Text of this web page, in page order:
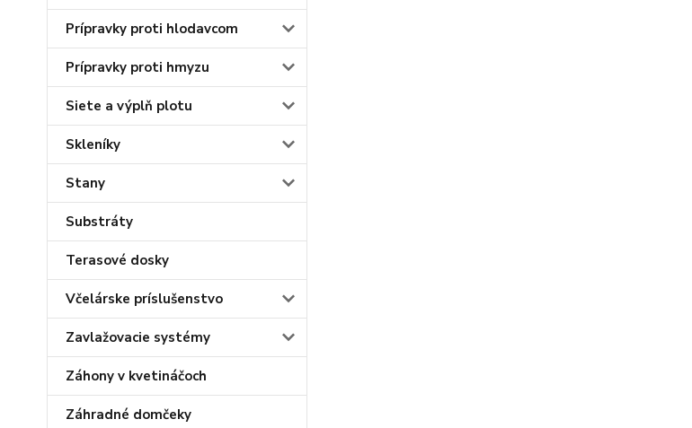
Prípravky proti hlodavcom
Prípravky proti hmyzu
Siete a výplň plotu
Skleníky
Stany
Substráty
Terasové dosky
Včelárske príslušenstvo
Zavlažovacie systémy
Záhony v kvetináčoch
Záhradné domčeky